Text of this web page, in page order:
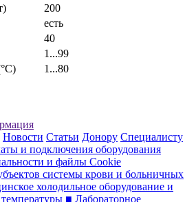
200
есть
40
1...99
1...80
Новости Статьи Донору Специалисту
и подключения оборудования
и файлы Cookie
системы крови и больничных
холодильное оборудование и
■ Лабораторное